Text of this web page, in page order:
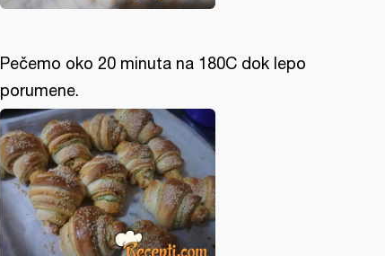
Pečemo oko 20 minuta na 180C dok lepo
porumene.